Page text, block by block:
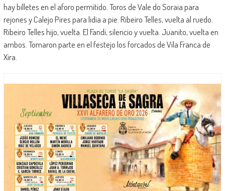
hay billetes en el aforo permitido. Toros de Vale do Soraia para
rejones y Calejo Pires para lidia a pie. Ribeiro Telles, vuelta al ruedo.
Ribeiro Telles hijo, vuelta. El Fandi, silencio y vuelta. Juanito, vuelta en
ambos. Tomaron parte en el festejo los forcados de Vila Franca de
Xira.